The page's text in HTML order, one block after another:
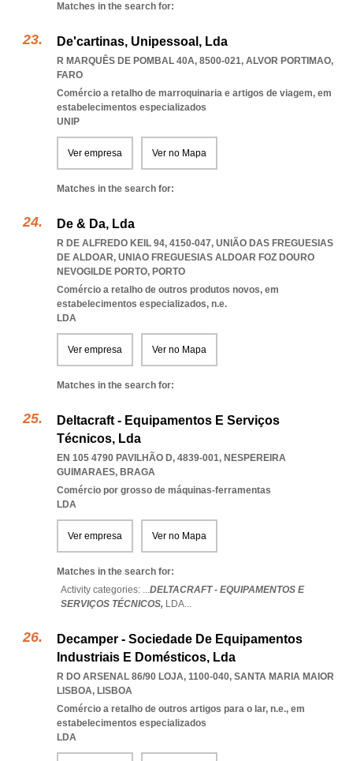
Matches in the search for:
De'cartinas, Unipessoal, Lda
R MARQUÊS DE POMBAL 40A, 8500-021, ALVOR PORTIMAO,
FARO
Comércio a retalho de marroquinaria e artigos de viagem, em
estabelecimentos especializados
UNIP
Ver empresa Ver no Mapa
Matches in the search for:
De & Da, Lda
R DE ALFREDO KEIL 94, 4150-047, UNIÃO DAS FREGUESIAS
DE ALDOAR, UNIAO FREGUESIAS ALDOAR FOZ DOURO
NEVOGILDE PORTO, PORTO
Comércio a retalho de outros produtos novos, em
estabelecimentos especializados, n.e.
LDA
Ver empresa Ver no Mapa
Matches in the search for:
Deltacraft - Equipamentos E Serviços
Técnicos, Lda
EN 105 4790 PAVILHÃO D, 4839-001, NESPEREIRA
GUIMARAES, BRAGA
Comércio por grosso de máquinas-ferramentas
LDA
Ver empresa Ver no Mapa
Matches in the search for:
Activity categories: ...DELTACRAFT - EQUIPAMENTOS E
SERVIÇOS TÉCNICOS, LDA...
Decamper - Sociedade De Equipamentos
Industriais E Domésticos, Lda
R DO ARSENAL 86/90 LOJA, 1100-040, SANTA MARIA MAIOR
LISBOA, LISBOA
Comércio a retalho de outros artigos para o lar, n.e., em
estabelecimentos especializados
LDA